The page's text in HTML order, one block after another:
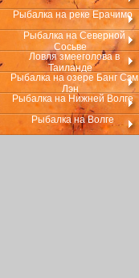
Рыбалка на реке Ерачимо
Рыбалка на Северной
Сосьве
Ловля змееголова в
Таиланде
Рыбалка на озере Банг Сэм
Лэн
Рыбалка на Нижней Волге
Рыбалка на Волге